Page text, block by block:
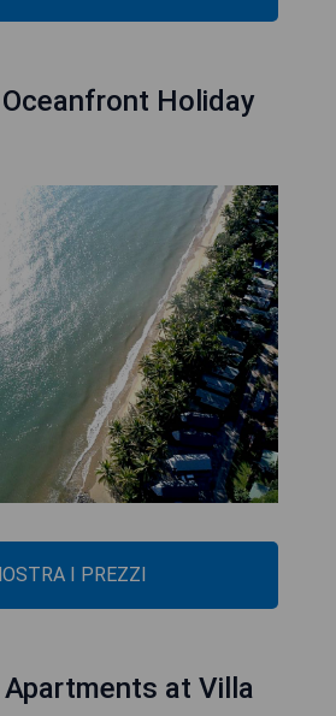
Holiday
I PREZZI
Apartments at Villa